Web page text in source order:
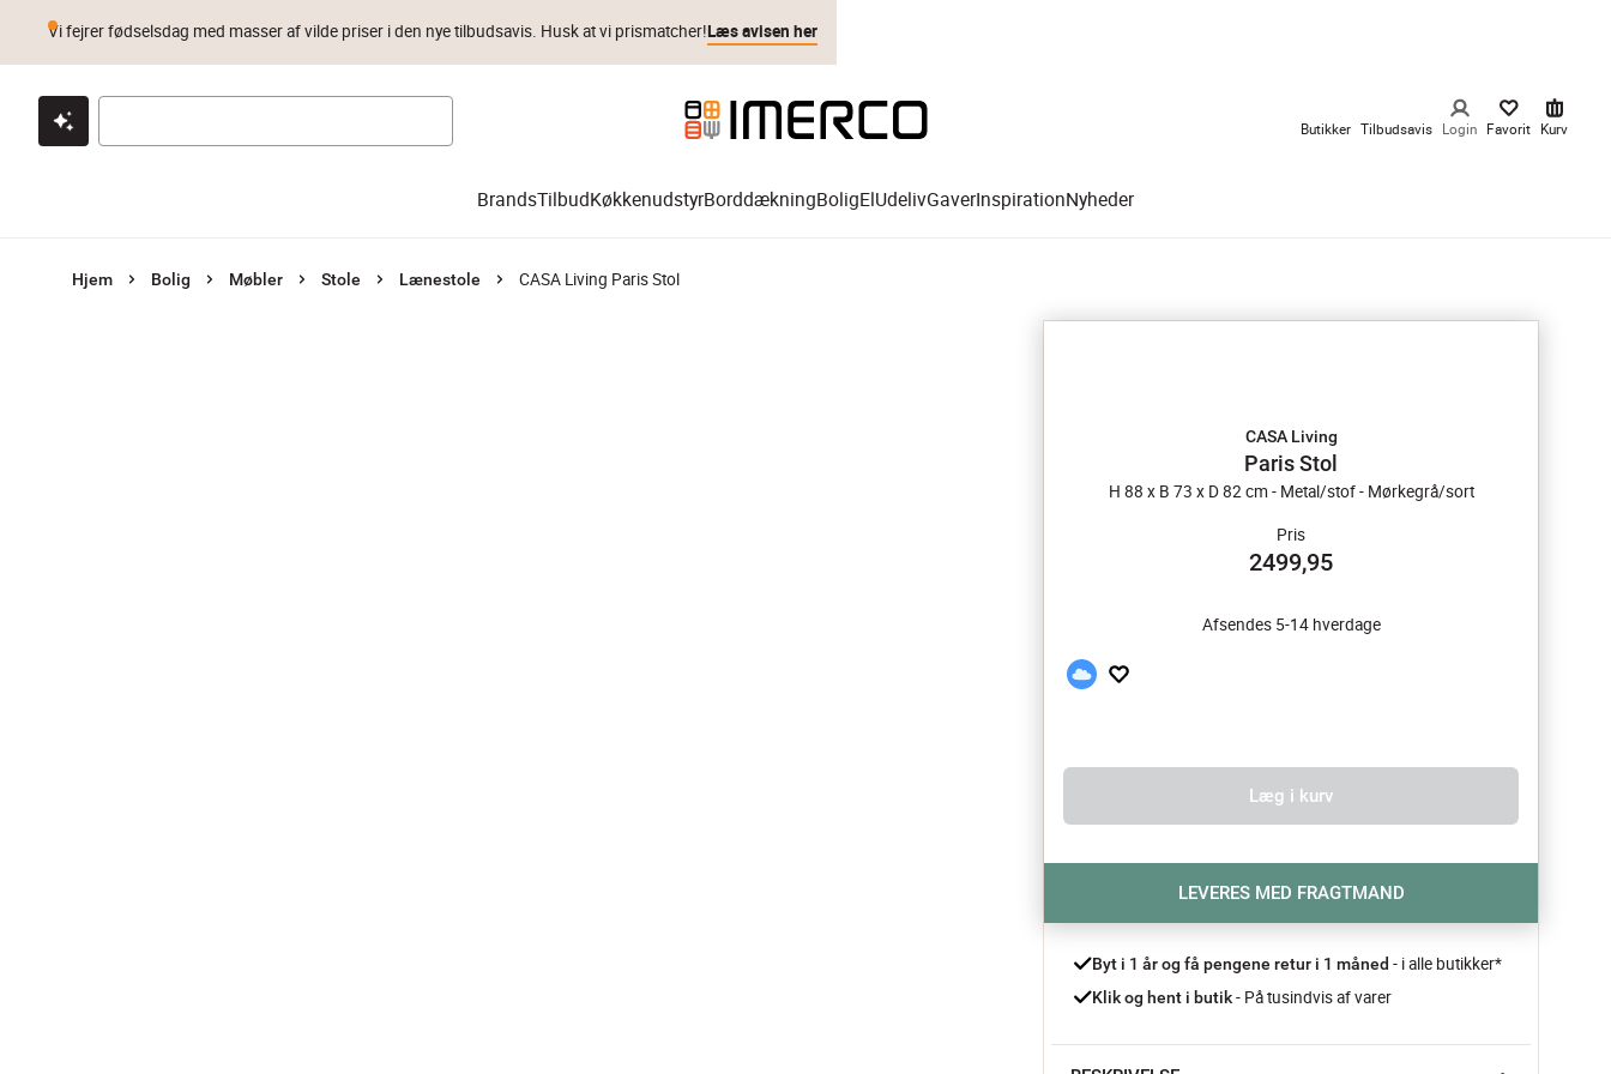
Klik & hent Byt i 1 år Prismatch
Vi fejrer fødselsdag med masser af vilde priser i den nye tilbudsavis. Husk at vi prismatcher!Læs avisen her
Butikker Tilbudsavis Login Favorit Kurv
BrandsTilbudKøkkenudstyrBorddækningBoligElUdelivGaverInspirationNyheder
Hjem Bolig Møbler Stole Lænestole CASA Living Paris Stol
CASA Living
Paris Stol
H 88 x B 73 x D 82 cm - Metal/stof - Mørkegrå/sort
Pris
2499,95
Afsendes 5-14 hverdage
Læg i kurv
LEVERES MED FRAGTMAND
Byt i 1 år og få pengene retur i 1 måned - i alle butikker*
Klik og hent i butik - På tusindvis af varer